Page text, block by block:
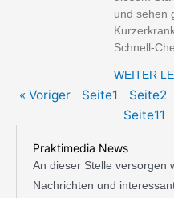
und sehen
Schnell-
WEITER
« Voriger Seite1 Seite2
Seite11
Praktimedia News
An dieser Stelle versorgen
Nachrichten und